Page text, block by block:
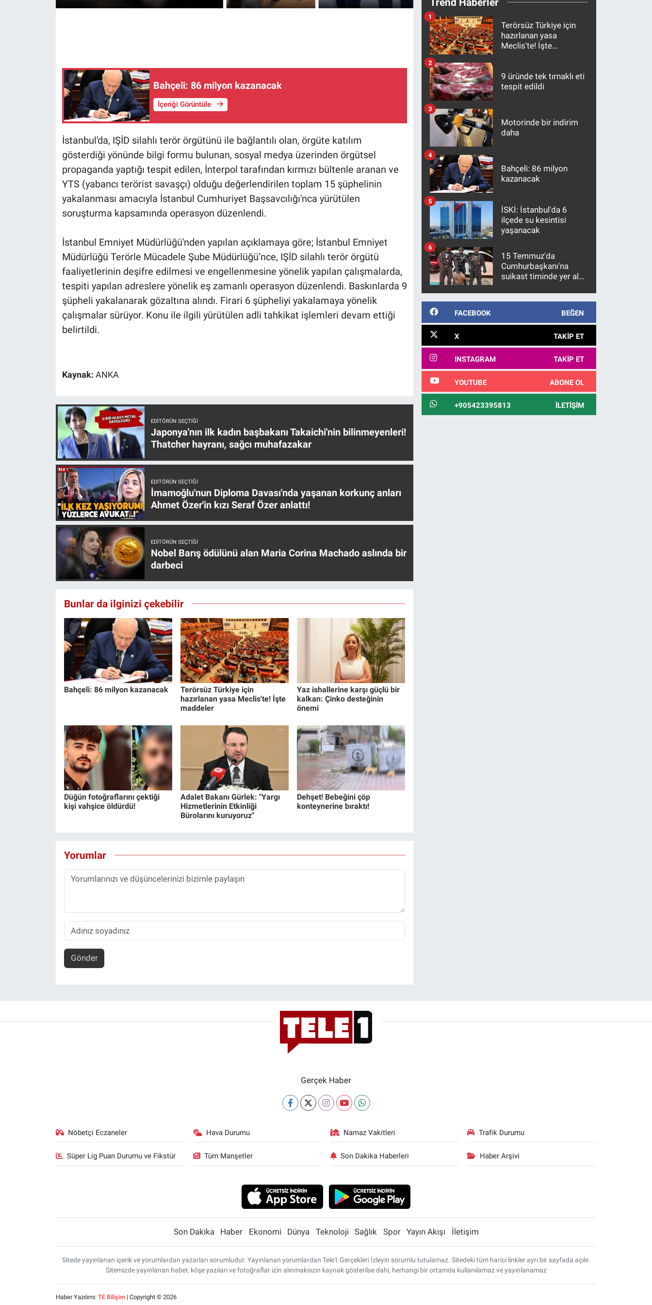
Bahçeli: 86 milyon kazanacak
İçeriği Görüntüle
İstanbul'da, IŞİD silahlı terör örgütünü ile bağlantılı olan, örgüte katılım
gösterdiği yönünde bilgi formu bulunan, sosyal medya üzerinden örgütsel
propaganda yaptığı tespit edilen, İnterpol tarafından kırmızı bültenle aranan ve
YTS (yabancı terörist savaşçı) olduğu değerlendirilen toplam 15 şüphelinin
yakalanması amacıyla İstanbul Cumhuriyet Başsavcılığı'nca yürütülen
soruşturma kapsamında operasyon düzenlendi.
İstanbul Emniyet Müdürlüğü'nden yapılan açıklamaya göre; İstanbul Emniyet
Müdürlüğü Terörle Mücadele Şube Müdürlüğü’nce, IŞİD silahlı terör örgütü
faaliyetlerinin deşifre edilmesi ve engellenmesine yönelik yapılan çalışmalarda,
tespiti yapılan adreslere yönelik eş zamanlı operasyon düzenlendi. Baskınlarda 9
şüpheli yakalanarak gözaltına alındı. Firari 6 şüpheliyi yakalamaya yönelik
çalışmalar sürüyor. Konu ile ilgili yürütülen adli tahkikat işlemleri devam ettiği
belirtildi.
Kaynak: ANKA
EDITÖRÜN SEÇTIĞI
Japonya'nın ilk kadın başbakanı Takaichi'nin bilinmeyenleri!
Thatcher hayranı, sağcı muhafazakar
EDITÖRÜN SEÇTIĞI
İmamoğlu'nun Diploma Davası'nda yaşanan korkunç anları
Ahmet Özer'in kızı Seraf Özer anlattı!
EDITÖRÜN SEÇTIĞI
Nobel Barış ödülünü alan Maria Corina Machado aslında bir
darbeci
Bunlar da ilginizi çekebilir
Bahçeli: 86 milyon kazanacak
Terörsüz Türkiye için
hazırlanan yasa Meclis'te! İşte
maddeler
Yaz ishallerine karşı güçlü bir
kalkan: Çinko desteğinin
önemi
Düğün fotoğraflarını çektiği
kişi vahşice öldürdü!
Adalet Bakanı Gürlek: "Yargı
Hizmetlerinin Etkinliği
Bürolarını kuruyoruz"
Dehşet! Bebeğini çöp
konteynerine bıraktı!
Yorumlar
Gönder
Terörsüz Türkiye için
hazırlanan yasa
Meclis'te! İşte
1
9 üründe tek tırnaklı eti
tespit edildi
2
Motorinde bir indirim
daha
3
Bahçeli: 86 milyon
kazanacak
4
İSKİ: İstanbul'da 6
ilçede su kesintisi
yaşanacak
5
15 Temmuz'da
Cumhurbaşkanı'na
suikast timinde yer alan
10 yıl sonra yakalandı
6
FACEBOOK BEĞEN
X TAKIP ET
INSTAGRAM TAKIP ET
YOUTUBE ABONE OL
+905423395813 İLETIŞIM
Gerçek Haber
Nöbetçi Eczaneler Hava Durumu Namaz Vakitleri Trafik Durumu
Süper Lig Puan Durumu ve Fikstür Tüm Manşetler Son Dakika Haberleri Haber Arşivi
Son Dakika Haber Ekonomi Dünya Teknoloji Sağlık Spor Yayın Akışı İletişim
Sitede yayınlanan içerik ve yorumlardan yazarları sorumludur. Yayınlanan yorumlardan Tele1 Gerçekleri İzleyin sorumlu tutulamaz. Sitedeki tüm harici linkler ayrı bir sayfada açılır.
Sitemizde yayınlanan haber, köşe yazıları ve fotoğraflar izin alınmaksızın kaynak gösterilse dahi, herhangi bir ortamda kullanılamaz ve yayınlanamaz
Haber Yazılımı: TE Bilişim| Copyright © 2026
Koronavirüs
Kültür Sanat
Ne demişti
Programlar
Türkiye'nin Geleceği
Yerel Gündem
Yerel Yaşam
Canlı Yayın